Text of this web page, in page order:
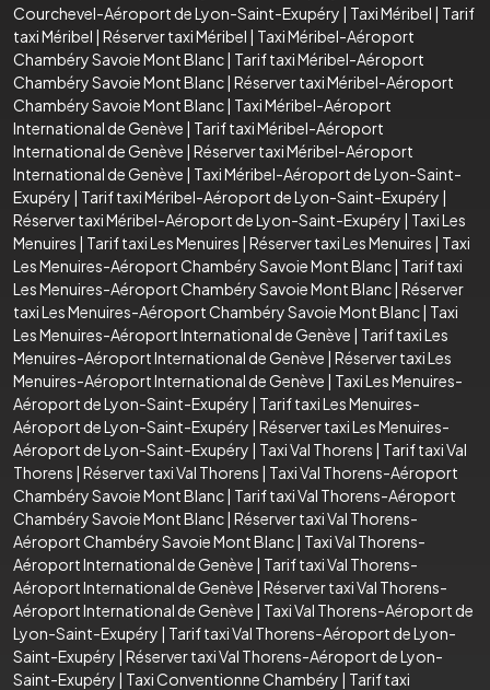
Courchevel-Aéroport de Lyon-Saint-Exupéry | Taxi Méribel | Tarif
taxi Méribel | Réserver taxi Méribel | Taxi Méribel-Aéroport
Chambéry Savoie Mont Blanc| Tarif taxi Méribel-Aéroport
Chambéry Savoie Mont Blanc| Réserver taxi Méribel-Aéroport
Chambéry Savoie Mont Blanc| Taxi Méribel-Aéroport
International de Genève | Tarif taxi Méribel-Aéroport
International de Genève | Réserver taxi Méribel-Aéroport
International de Genève | Taxi Méribel-Aéroport de Lyon-Saint-
Exupéry | Tarif taxi Méribel-Aéroport de Lyon-Saint-Exupéry |
Réserver taxi Méribel-Aéroport de Lyon-Saint-Exupéry | Taxi Les
Menuires | Tarif taxi Les Menuires | Réserver taxi Les Menuires | Taxi
Les Menuires-Aéroport Chambéry Savoie Mont Blanc| Tarif taxi
Les Menuires-Aéroport Chambéry Savoie Mont Blanc| Réserver
taxi Les Menuires-Aéroport Chambéry Savoie Mont Blanc| Taxi
Les Menuires-Aéroport International de Genève | Tarif taxi Les
Menuires-Aéroport International de Genève | Réserver taxi Les
Menuires-Aéroport International de Genève | Taxi Les Menuires-
Aéroport de Lyon-Saint-Exupéry | Tarif taxi Les Menuires-
Aéroport de Lyon-Saint-Exupéry | Réserver taxi Les Menuires-
Aéroport de Lyon-Saint-Exupéry | Taxi Val Thorens | Tarif taxi Val
Thorens | Réserver taxi Val Thorens | Taxi Val Thorens-Aéroport
Chambéry Savoie Mont Blanc| Tarif taxi Val Thorens-Aéroport
Chambéry Savoie Mont Blanc| Réserver taxi Val Thorens-
Aéroport Chambéry Savoie Mont Blanc| Taxi Val Thorens-
Aéroport International de Genève | Tarif taxi Val Thorens-
Aéroport International de Genève | Réserver taxi Val Thorens-
Aéroport International de Genève | Taxi Val Thorens-Aéroport de
Lyon-Saint-Exupéry | Tarif taxi Val Thorens-Aéroport de Lyon-
Saint-Exupéry | Réserver taxi Val Thorens-Aéroport de Lyon-
Saint-Exupéry | Taxi Conventionne Chambéry | Tarif taxi